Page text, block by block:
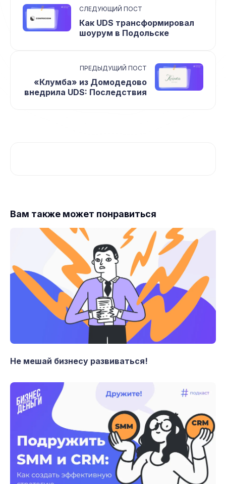
СЛЕДУЮЩИЙ ПОСТ
Как UDS трансформировал
шоурум в Подольске
ПРЕДЫДУЩИЙ ПОСТ
«Клумба» из Домодедово
внедрила UDS: Последствия
Вам также может понравиться
Не мешай бизнесу развиваться!